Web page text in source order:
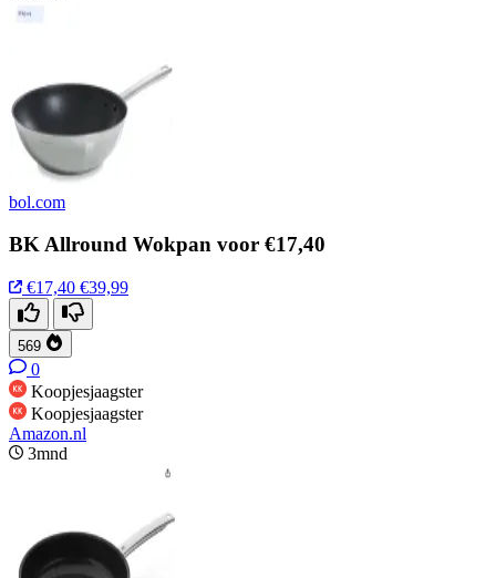
bol.com
BK Allround Wokpan voor €17,40
€17,40 €39,99
569
0
Koopjesjaagster
Koopjesjaagster
Amazon.nl
3mnd